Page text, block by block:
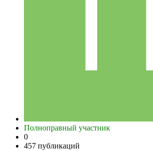
Полноправный участник
0
457 публикаций